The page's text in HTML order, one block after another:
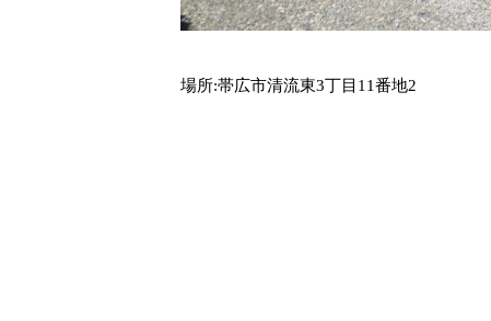
場所:帯広市清流東3丁目 11番地2